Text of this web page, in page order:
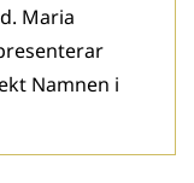
Maria
Namnen i